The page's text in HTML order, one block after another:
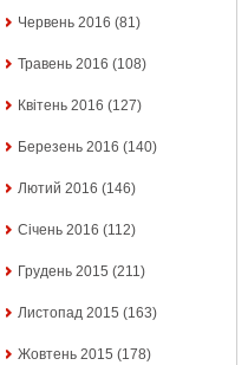
Червень 2016 (81)
Травень 2016 (108)
Квітень 2016 (127)
Березень 2016 (140)
Лютий 2016 (146)
Січень 2016 (112)
Грудень 2015 (211)
Листопад 2015 (163)
Жовтень 2015 (178)